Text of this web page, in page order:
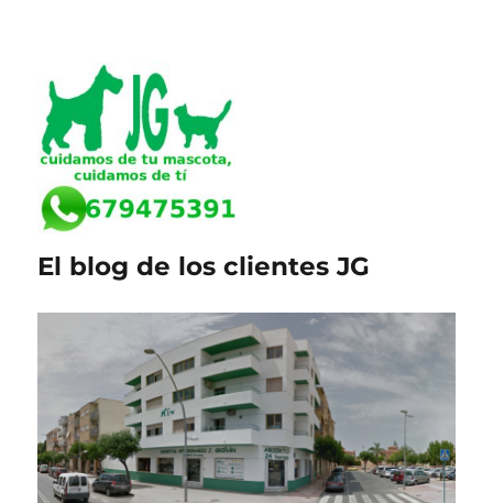
El blog de los clientes JG